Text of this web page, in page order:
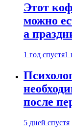
Этот
можно
а
1 год спустя1
после
5 дней спустя